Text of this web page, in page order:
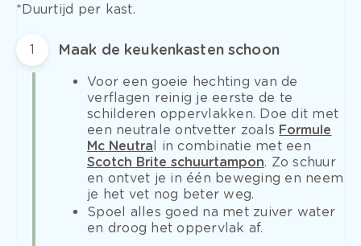
*Duurtijd per kast.
1 Maak de keukenkasten schoon
Voor een goeie hechting van de
verflagen reinig je eerste de te
schilderen oppervlakken. Doe dit met
een neutrale ontvetter zoals Formule
Mc Neutral in combinatie met een
Scotch Brite schuurtampon. Zo schuur
en ontvet je in één beweging en neem
je het vet nog beter weg.
Spoel alles goed na met zuiver water
en droog het oppervlak af.